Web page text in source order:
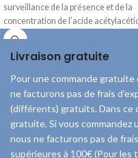
surveillance de la présence et de la
concentration de l’acide
Livraison gratuite
Pour une commande gratuite
ne facturons pas de frais
(différents) gratuits. Dans ce
gratuite. Si vous
nous ne facturons pas de
supérieures à 100€ (Pour